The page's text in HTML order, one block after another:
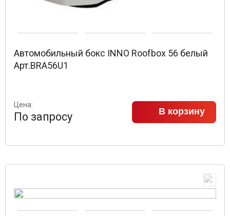
Автомобильный бокс INNO Roofbox 56 белый
Арт.BRA56U1
Цена:
По запросу В корзину